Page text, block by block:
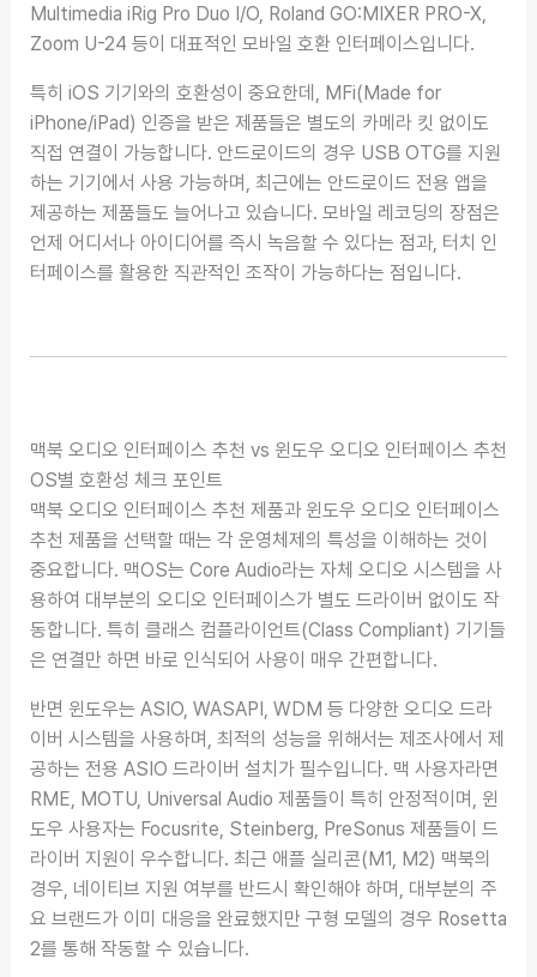
Multimedia iRig Pro Duo I/O, Roland GO:MIXER PRO-X,
Zoom U-24 등이 대표적인 모바일 호환 인터페이스입니다.
특히 iOS 기기와의 호환성이 중요한데, MFi(Made for
iPhone/iPad) 인증을 받은 제품들은 별도의 카메라 킷 없이도
직접 연결이 가능합니다. 안드로이드의 경우 USB OTG를 지원
하는 기기에서 사용 가능하며, 최근에는 안드로이드 전용 앱을
제공하는 제품들도 늘어나고 있습니다. 모바일 레코딩의 장점은
언제 어디서나 아이디어를 즉시 녹음할 수 있다는 점과, 터치 인
터페이스를 활용한 직관적인 조작이 가능하다는 점입니다.
맥북 오디오 인터페이스 추천 vs 윈도우 오디오 인터페이스 추천
OS별 호환성 체크 포인트
맥북 오디오 인터페이스 추천 제품과 윈도우 오디오 인터페이스
추천 제품을 선택할 때는 각 운영체제의 특성을 이해하는 것이
중요합니다. 맥OS는 Core Audio라는 자체 오디오 시스템을 사
용하여 대부분의 오디오 인터페이스가 별도 드라이버 없이도 작
동합니다. 특히 클래스 컴플라이언트(Class Compliant) 기기들
은 연결만 하면 바로 인식되어 사용이 매우 간편합니다.
반면 윈도우는 ASIO, WASAPI, WDM 등 다양한 오디오 드라
이버 시스템을 사용하며, 최적의 성능을 위해서는 제조사에서 제
공하는 전용 ASIO 드라이버 설치가 필수입니다. 맥 사용자라면
RME, MOTU, Universal Audio 제품들이 특히 안정적이며, 윈
도우 사용자는 Focusrite, Steinberg, PreSonus 제품들이 드
라이버 지원이 우수합니다. 최근 애플 실리콘(M1, M2) 맥북의
경우, 네이티브 지원 여부를 반드시 확인해야 하며, 대부분의 주
요 브랜드가 이미 대응을 완료했지만 구형 모델의 경우 Rosetta
2를 통해 작동할 수 있습니다.